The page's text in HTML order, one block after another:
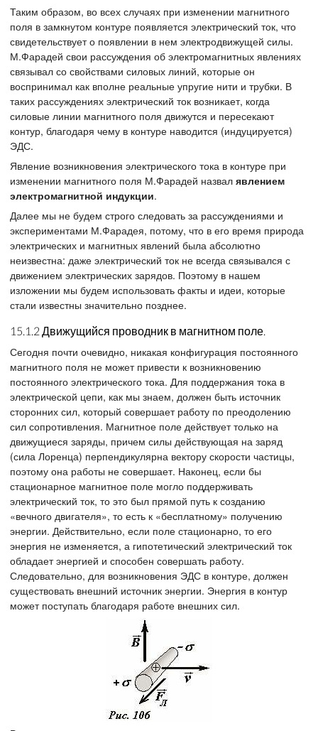
Таким образом, во всех случаях при изменении магнитного
поля в замкнутом контуре появляется электрический ток, что
свидетельствует о появлении в нем электродвижущей силы.
М.Фарадей свои рассуждения об электромагнитных явлениях
связывал со свойствами силовых линий, которые он
воспринимал как вполне реальные упругие нити и трубки. В
таких рассуждениях электрический ток возникает, когда
силовые линии магнитного поля движутся и пересекают
контур, благодаря чему в контуре наводится (индуцируется)
ЭДС.
Явление возникновения электрического тока в контуре при
изменении магнитного поля М.Фарадей назвал явлением
электромагнитной индукции.
Далее мы не будем строго следовать за рассуждениями и
экспериментами М.Фарадея, потому, что в его время природа
электрических и магнитных явлений была абсолютно
неизвестна: даже электрический ток не всегда связывался с
движением электрических зарядов. Поэтому в нашем
изложении мы будем использовать факты и идеи, которые
стали известны значительно позднее.
15.1.2 Движущийся проводник в магнитном поле.
Сегодня почти очевидно, никакая конфигурация постоянного
магнитного поля не может привести к возникновению
постоянного электрического тока. Для поддержания тока в
электрической цепи, как мы знаем, должен быть источник
сторонних сил, который совершает работу по преодолению
сил сопротивления. Магнитное поле действует только на
движущиеся заряды, причем силы действующая на заряд
(сила Лоренца) перпендикулярна вектору скорости частицы,
поэтому она работы не совершает. Наконец, если бы
стационарное магнитное поле могло поддерживать
электрический ток, то это был прямой путь к созданию
«вечного двигателя», то есть к «бесплатному» получению
энергии. Действительно, если поле стационарно, то его
энергия не изменяется, а гипотетический электрический ток
обладает энергией и способен совершать работу.
Следовательно, для возникновения ЭДС в контуре, должен
существовать внешний источник энергии. Энергия в контур
может поступать благодаря работе внешних сил.